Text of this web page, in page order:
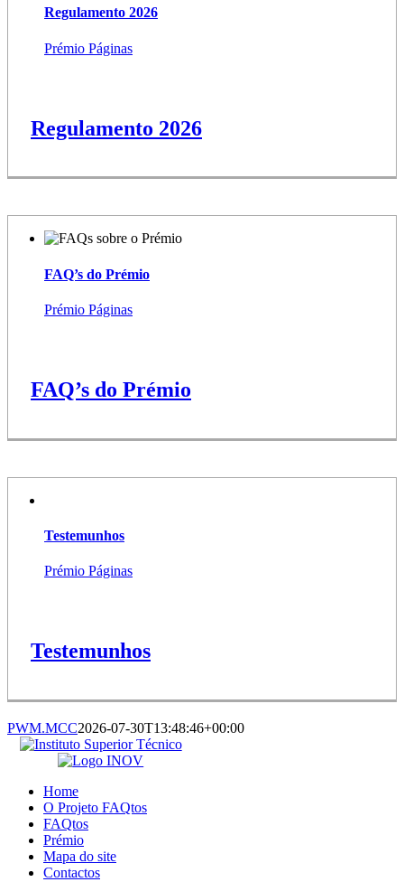
Regulamento 2026
Prémio Páginas
Regulamento 2026
FAQ’s do Prémio
Prémio Páginas
FAQ’s do Prémio
Testemunhos
Prémio Páginas
Testemunhos
PWM.MCC2026-07-30T13:48:46+00:00
Home
O Projeto FAQtos
FAQtos
Prémio
Mapa do site
Contactos